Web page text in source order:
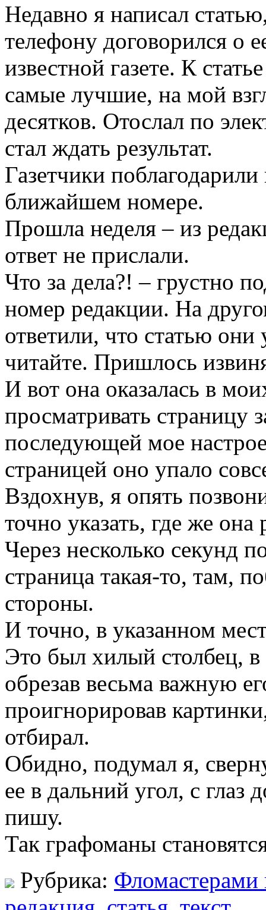
Недавно я написал
телефону договорился о
известной газете. К
самые лучшие, на мой
десятков. Отослал по
стал ждать результат.
Газетчики
ближайшем номере.
Прошла неделя – из
ответ не прислали.
Что за дела?! – грустно
номер редакции. На
ответили, что статью
читайте. Пришлось
И вот она оказалась в
просматривать страницу
последующей мое
страницей оно упало
Вздохнув, я опять
точно указать, где же она
Через несколько секунд
страница такая-то, там,
стороны.
И точно, в указанном
Это был хилый столбец, в
обрезав весьма важную
проигнорировав
отбирал.
Обидно, подумал я,
ее в дальний угол, с глаз
пишу.
Так графоманы
Рубрика: Фломастерами